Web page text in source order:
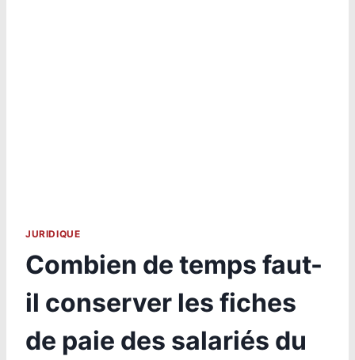
JURIDIQUE
Combien de temps faut-
il conserver les fiches
de paie des salariés du